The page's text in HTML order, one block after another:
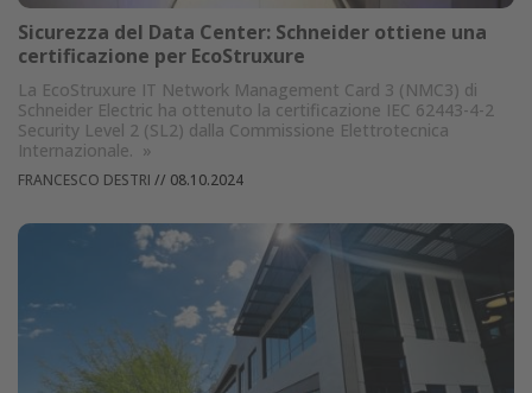
Sicurezza del Data Center: Schneider ottiene una
certificazione per EcoStruxure
La EcoStruxure IT Network Management Card 3 (NMC3) di
Schneider Electric ha ottenuto la certificazione IEC 62443-4-2
Security Level 2 (SL2) dalla Commissione Elettrotecnica
Internazionale. »
FRANCESCO DESTRI // 08.10.2024